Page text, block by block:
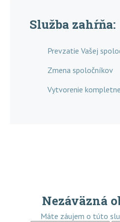
Služba zahŕňa:
Prevzatie Vašej
Zmena spoločníkov
Vytvorenie
Nezáväzná
Máte záujem o túto